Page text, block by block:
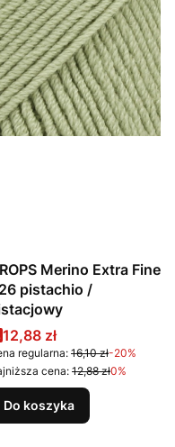
Merino Extra Fine
pistachio /
Cena promocyjna
12,88 zł
regularna: 16,10 zł-20%
cena:12,88 zł0%
Do koszyka